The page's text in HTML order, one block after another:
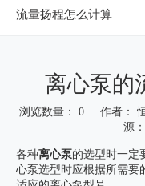
流量扬程怎么计算
离心泵的
浏览数量： 0作者： 恒
源：
各种离心泵的选型时一定
心泵选型时应根据所需要